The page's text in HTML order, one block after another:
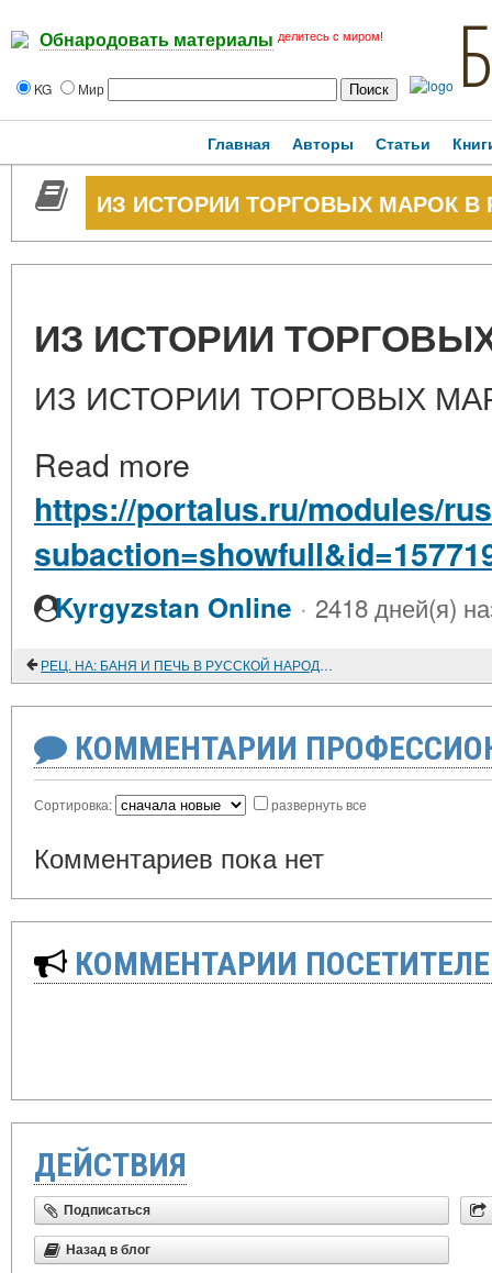
Обнародовать материалы делитесь с миром!
KG Мир
Главная Авторы Статьи
ИЗ ИСТОРИИ ТОРГОВЫХ МАРОК В
ИЗ ИСТОРИИ
ИЗ ИСТОРИИ ТОРГОВЫХ
Read more
https://portalus.ru/modules/
Kyrgyzstan Online · 2418 дней(я)
РЕЦ. НА: БАНЯ И ПЕЧЬ В РУССКОЙ НАРОДНОЙ ТРАДИЦИИ
КОММЕНТАРИИ
Сортировка: развернуть все
Комментариев пока нет
КОММЕНТАРИИ
ДЕЙСТВИЯ
Подписаться
Назад в блог